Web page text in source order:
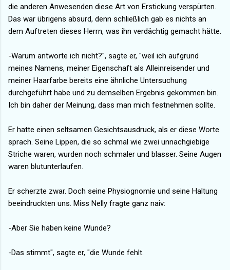
die anderen Anwesenden diese Art von Erstickung verspürten.
Das war übrigens absurd, denn schließlich gab es nichts an
dem Auftreten dieses Herrn, was ihn verdächtig gemacht hätte.
-Warum antworte ich nicht?", sagte er, "weil ich aufgrund
meines Namens, meiner Eigenschaft als Alleinreisender und
meiner Haarfarbe bereits eine ähnliche Untersuchung
durchgeführt habe und zu demselben Ergebnis gekommen bin.
Ich bin daher der Meinung, dass man mich festnehmen sollte.
Er hatte einen seltsamen Gesichtsausdruck, als er diese Worte
sprach. Seine Lippen, die so schmal wie zwei unnachgiebige
Striche waren, wurden noch schmaler und blasser. Seine Augen
waren blutunterlaufen.
Er scherzte zwar. Doch seine Physiognomie und seine Haltung
beeindruckten uns. Miss Nelly fragte ganz naiv:
-Aber Sie haben keine Wunde?
-Das stimmt", sagte er, "die Wunde fehlt.